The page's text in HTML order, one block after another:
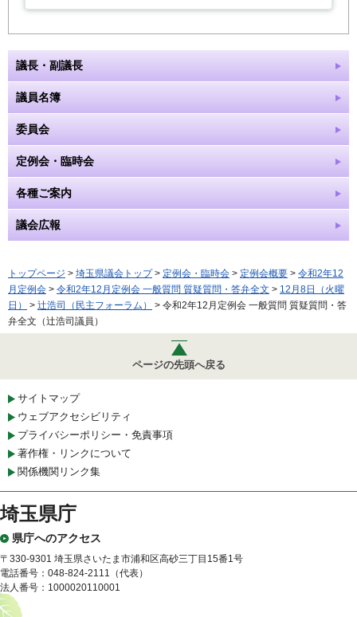
議長・副議長
議員名簿
委員会
定例会・臨時会
各種ご案内
議会広報
トップページ > 埼玉県議会トップ> 定例会・臨時会 > 定例会概要 > 令和2年12
月定例会 > 令和2年12月定例会 一般質問 質疑質問・答弁全文 > 12月8日（火曜
日）
> 辻浩司（民主フォーラム）
> 令和2年12月定例会 一般質問 質疑質問・答
弁全文（辻浩司議員）
ページの先頭へ戻る
サイトマップ
ウェブアクセシビリティ
プライバシーポリシー・免責事項
著作権・リンクについて
関係機関リンク集
埼玉県庁
県庁へのアクセス
〒330-9301 埼玉県さいたま市浦和区高砂三丁目15番1号
電話番号：048-824-2111（代表）
法人番号：1000020110001